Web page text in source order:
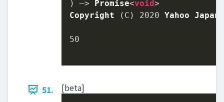
) –>
Promise<void
Copyright (C) 2020 Yahoo Japan
50
51. [beta]